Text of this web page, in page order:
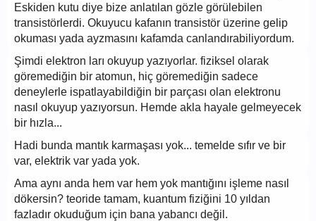
Eskiden kutu diye bize anlatılan gözle görülebilen
transistörlerdi. Okuyucu kafanın transistör üzerine gelip
okuması yada ayzmasını kafamda canlandırabiliyordum.
Şimdi elektron ları okuyup yazıyorlar. fiziksel olarak
göremediğin bir atomun, hiç göremediğin sadece
deneylerle ispatlayabildiğin bir parçası olan elektronu
nasıl okuyup yazıyorsun. Hemde akla hayale gelmeyecek
bir hızla...
Hadi bunda mantık karmaşası yok... temelde sıfır ve bir
var, elektrik var yada yok.
Ama aynı anda hem var hem yok mantığını işleme nasıl
dökersin? teoride tamam, kuantum fiziğini 10 yıldan
fazladır okuduğum için bana yabancı değil.